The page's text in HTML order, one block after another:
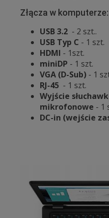
Złącza w komputerze:
USB 3.2 - 2 szt..
USB Typ C - 1 szt.
HDMI - 1szt.
miniDP - 1 szt.
VGA (D-Sub) - 1
RJ-45 - 1 szt.
Wyjście
mikrofonowe - 1
DC-in (wejście